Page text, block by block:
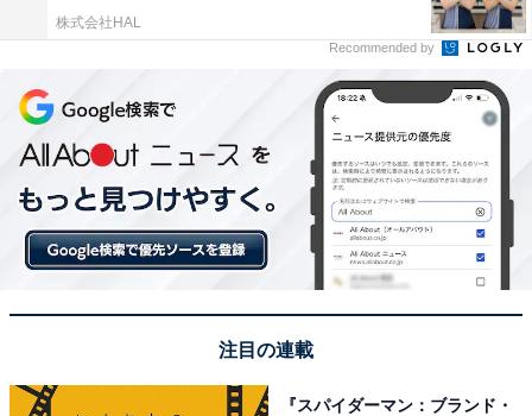
サイゼリヤ、6月10日にグランドメニュー改
定！ 夏限定商品も登場。チキン商品は差し込み
メニューに
株式会社HAL
Recommended by
注目の連載
『スパイダーマン：ブランド・